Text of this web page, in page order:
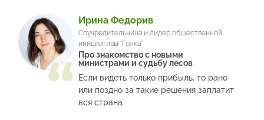
Ирина Федорив
Соучредительница и лидер общественной
инициативы "Голка"
Про знакомство с новыми
министрами и судьбу лесов
Если видеть только прибыль, то рано
или поздно за такие решения заплатит
вся страна